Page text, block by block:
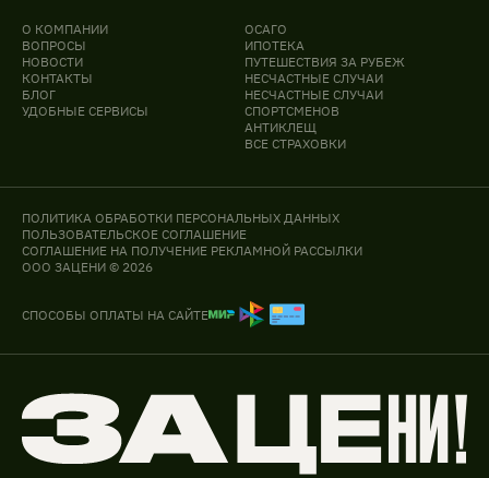
О КОМПАНИИ
ВОПРОСЫ
НОВОСТИ
КОНТАКТЫ
БЛОГ
УДОБНЫЕ СЕРВИСЫ
ОСАГО
ИПОТЕКА
ПУТЕШЕСТВИЯ ЗА РУБЕЖ
НЕСЧАСТНЫЕ СЛУЧАИ
НЕСЧАСТНЫЕ СЛУЧАИ
СПОРТСМЕНОВ
АНТИКЛЕЩ
ВСЕ СТРАХОВКИ
ПОЛИТИКА ОБРАБОТКИ ПЕРСОНАЛЬНЫХ ДАННЫХ
ПОЛЬЗОВАТЕЛЬСКОЕ СОГЛАШЕНИЕ
СОГЛАШЕНИЕ НА ПОЛУЧЕНИЕ РЕКЛАМНОЙ РАССЫЛКИ
ООО ЗАЦЕНИ © 2026
СПОСОБЫ ОПЛАТЫ НА САЙТЕ